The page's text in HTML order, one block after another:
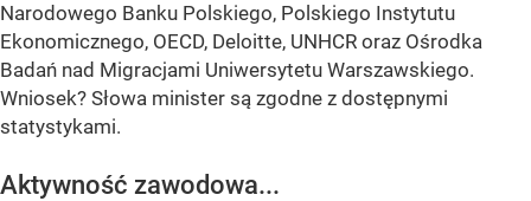
Narodowego Banku Polskiego, Polskiego Instytutu
Ekonomicznego, OECD, Deloitte, UNHCR oraz Ośrodka
Badań nad Migracjami Uniwersytetu Warszawskiego.
Wniosek? Słowa minister są zgodne z dostępnymi
statystykami.
Aktywność zawodowa...